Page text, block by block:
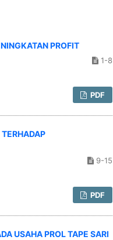
PROFIT
1-8
PDF
9-15
PDF
USAHA PROL TAPE SARI